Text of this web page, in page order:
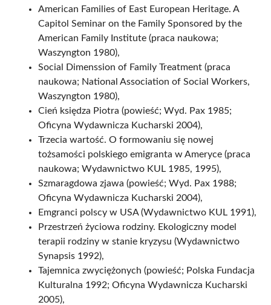
American Families of East European Heritage. A
Capitol Seminar on the Family Sponsored by the
American Family Institute (praca naukowa;
Waszyngton 1980),
Social Dimenssion of Family Treatment (praca
naukowa; National Association of Social Workers,
Waszyngton 1980),
Cień księdza Piotra (powieść; Wyd. Pax 1985;
Oficyna Wydawnicza Kucharski 2004),
Trzecia wartość. O formowaniu się nowej
tożsamości polskiego emigranta w Ameryce (praca
naukowa; Wydawnictwo KUL 1985, 1995),
Szmaragdowa zjawa (powieść; Wyd. Pax 1988;
Oficyna Wydawnicza Kucharski 2004),
Emgranci polscy w USA (Wydawnictwo KUL 1991),
Przestrzeń życiowa rodziny. Ekologiczny model
terapii rodziny w stanie kryzysu (Wydawnictwo
Synapsis 1992),
Tajemnica zwyciężonych (powieść; Polska Fundacja
Kulturalna 1992; Oficyna Wydawnicza Kucharski
2005),